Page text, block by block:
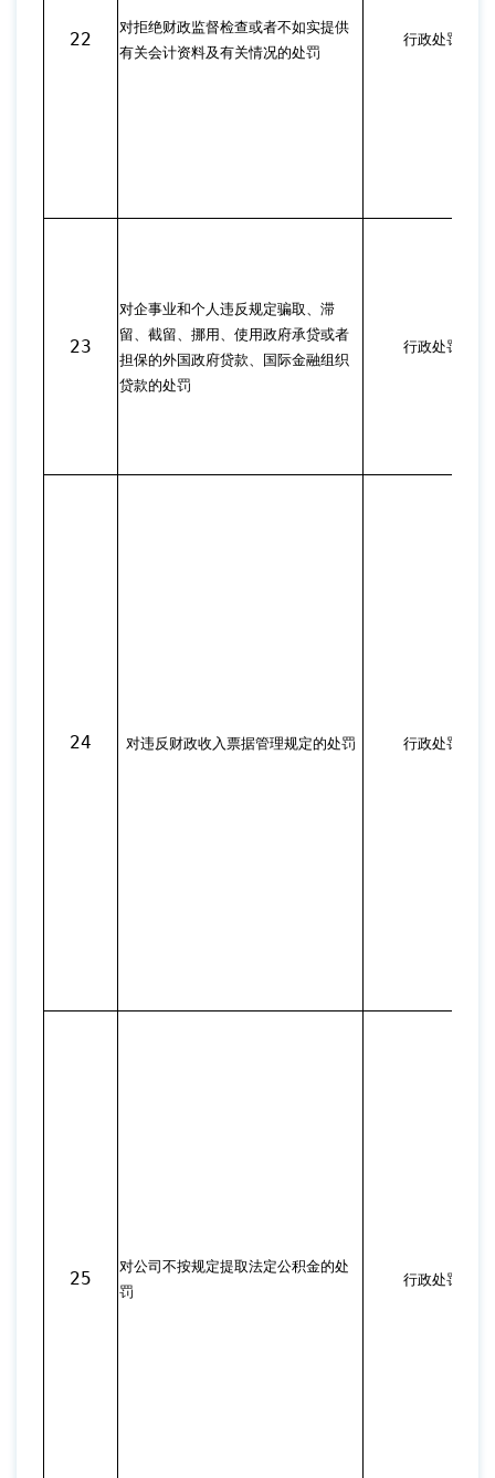
22
对拒绝财政监督检查或者不如实提供
有关会计资料及有关情况的处罚
行政处罚
23
对企事业和个人违反规定骗取、滞
留、截留、挪用、使用政府承贷或者
担保的外国政府贷款、国际金融组织
贷款的处罚
行政处罚
24 对违反财政收入票据管理规定的处罚 行政处罚
25
对公司不按规定提取法定公积金的处
罚
行政处罚